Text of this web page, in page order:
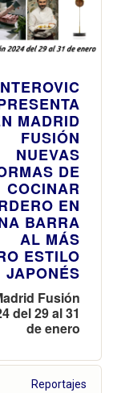
MADRID
FUSIÓN
NUEVAS
DE
COCINAR
EN
BARRA
AL MÁS
ESTILO
JAPONÉS
Fusión
del 29 al 31
de enero
Reportajes